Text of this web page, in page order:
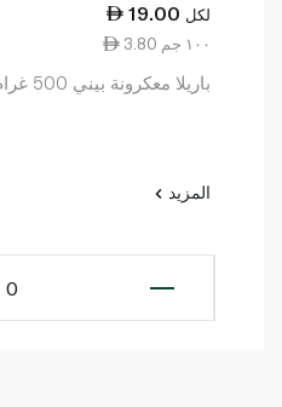
19.00 لكل
3.80 ١٠٠ جم
باريلا معكرونة بيني 500 غرام
المزيد
0